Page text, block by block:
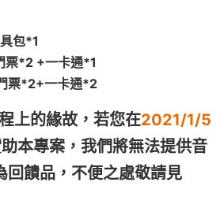
包*1
票*2 +一卡通*1
票*2+一卡通*2
上的緣故，若您在2021/1/5
本專案， 我們將無法提供音
回饋品，不便之處敬請見